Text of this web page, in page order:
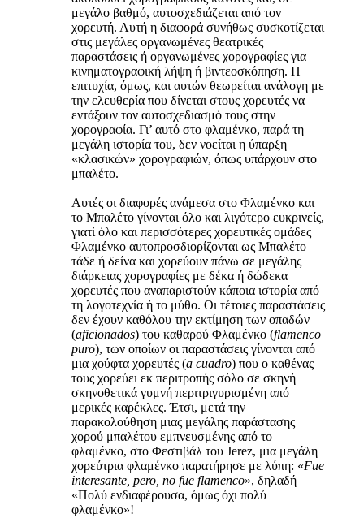
μεγάλο βαθμό, αυτοσχεδιάζεται από τον
χορευτή. Αυτή η διαφορά συνήθως συσκοτίζεται
στις μεγάλες οργανωμένες θεατρικές
παραστάσεις ή οργανωμένες χορογραφίες για
κινηματογραφική λήψη ή βιντεοσκόπηση. Η
επιτυχία, όμως, και αυτών θεωρείται ανάλογη με
την ελευθερία που δίνεται στους χορευτές να
εντάξουν τον αυτοσχεδιασμό τους στην
χορογραφία. Γι’ αυτό στο φλαμένκο, παρά τη
μεγάλη ιστορία του, δεν νοείται η ύπαρξη
«κλασικών» χορογραφιών, όπως υπάρχουν στο
μπαλέτο.
Αυτές οι διαφορές ανάμεσα στο Φλαμένκο και
το Μπαλέτο γίνονται όλο και λιγότερο ευκρινείς,
γιατί όλο και περισσότερες χορευτικές ομάδες
Φλαμένκο αυτοπροσδιορίζονται ως Μπαλέτο
τάδε ή δείνα και χορεύουν πάνω σε μεγάλης
διάρκειας χορογραφίες με δέκα ή δώδεκα
χορευτές που αναπαριστούν κάποια ιστορία από
τη λογοτεχνία ή το μύθο. Οι τέτοιες παραστάσεις
δεν έχουν καθόλου την εκτίμηση των οπαδών
(aficionados) του καθαρού Φλαμένκο (flamenco
puro), των οποίων οι παραστάσεις γίνονται από
μια χούφτα χορευτές (a cuadro) που ο καθένας
τους χορεύει εκ περιτροπής σόλο σε σκηνή
σκηνοθετικά γυμνή περιτριγυρισμένη από
μερικές καρέκλες. Έτσι, μετά την
παρακολούθηση μιας μεγάλης παράστασης
χορού μπαλέτου εμπνευσμένης από το
φλαμένκο, στο Φεστιβάλ του Jerez, μια μεγάλη
χορεύτρια φλαμένκο παρατήρησε με λύπη: «Fue
interesante, pero, no fue flamenco», δηλαδή
«Πολύ ενδιαφέρουσα, όμως όχι πολύ
φλαμένκο»!